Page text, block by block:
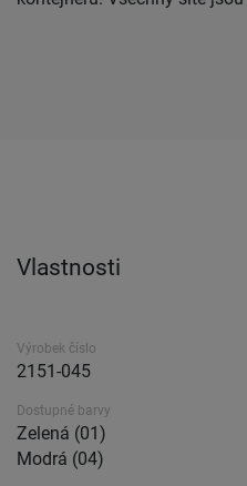
Vlastnosti
Výrobek číslo
2151-045
Dostupné barvy
Zelená (01)
Modrá (04)